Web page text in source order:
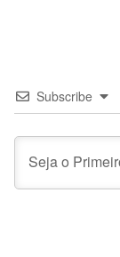
Subscribe